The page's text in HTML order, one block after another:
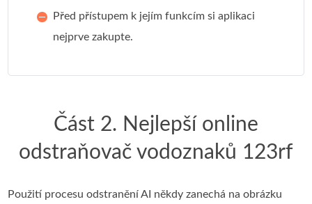
Před přístupem k jejím funkcím si aplikaci
nejprve zakupte.
Část 2. Nejlepší online
odstraňovač vodoznaků 123rf
Použití procesu odstranění AI někdy zanechá na obrázku